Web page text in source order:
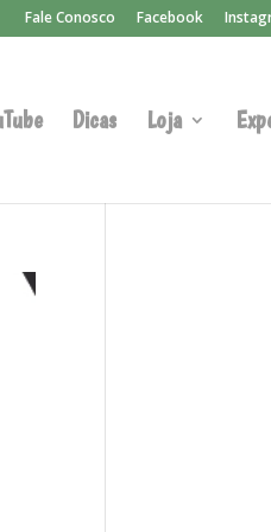
Fale Conosco Facebook
Dicas Loja